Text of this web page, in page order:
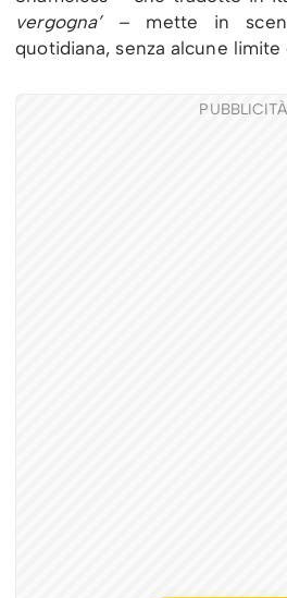
vergogna’ – mette in
quotidiana, senza alcune limite
PUBBLICITÀ